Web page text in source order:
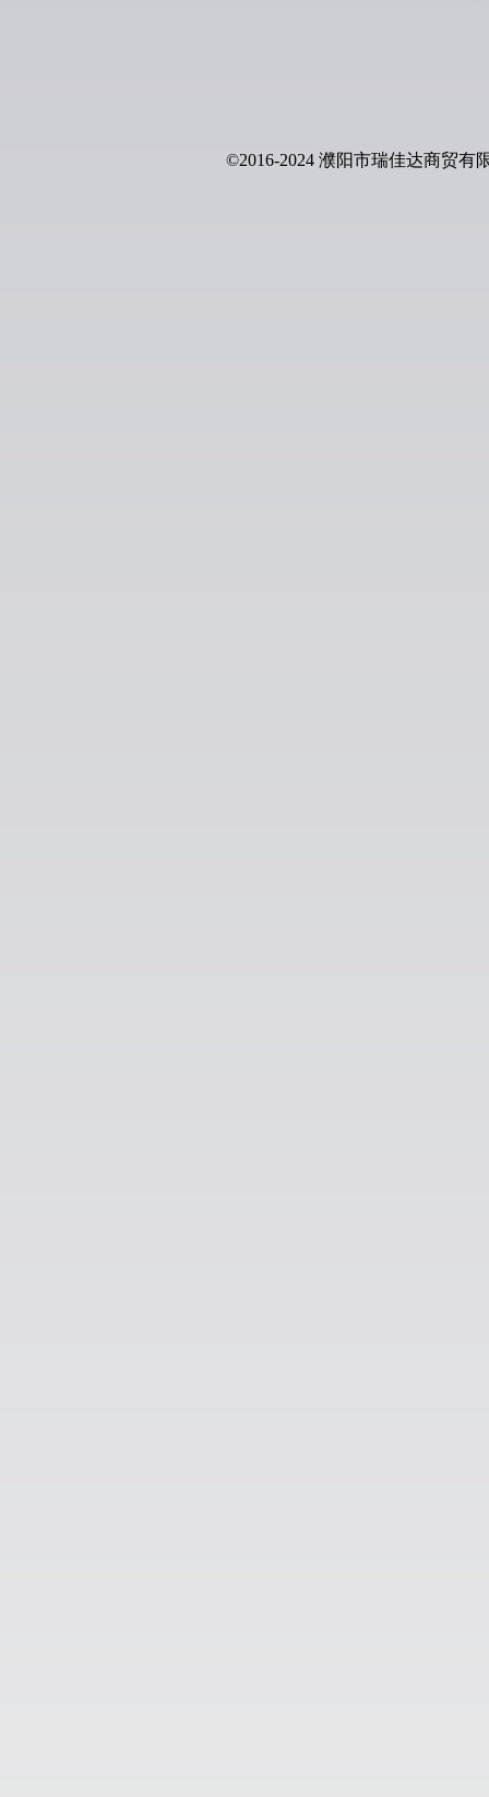
©2016-2024 濮阳市瑞佳达商贸有